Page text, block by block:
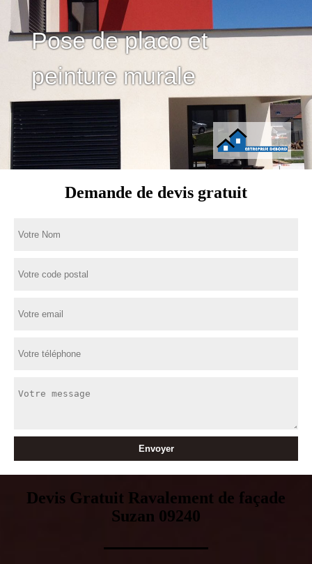
Pose de placo et
peinture murale
Demande de devis gratuit
Devis Gratuit Ravalement de façade
Suzan 09240